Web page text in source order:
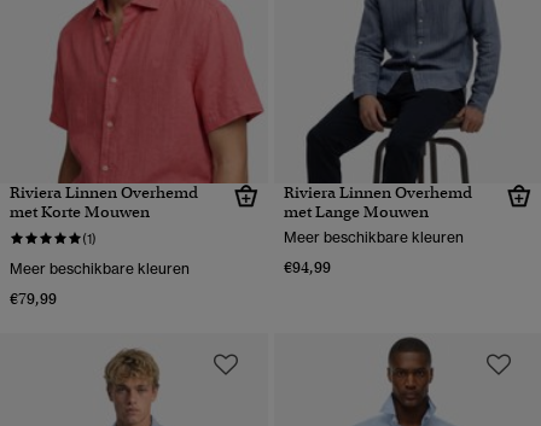
Riviera Linnen Overhemd
met Korte Mouwen
(1)
Meer beschikbare kleuren
€79,99
Riviera Linnen Overhemd
met Lange Mouwen
Meer beschikbare kleuren
€94,99